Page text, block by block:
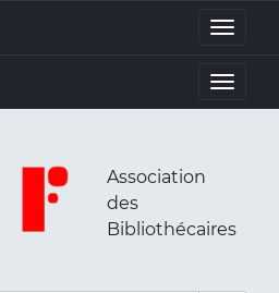
Toggle
Toggle
Association
des
Bibliothécaires